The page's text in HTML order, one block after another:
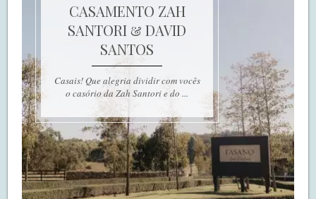
CASAMENTO ZAH
SANTORI & DAVID
SANTOS
Casais! Que alegria dividir com vocês
o casório da Zah Santori e do ...